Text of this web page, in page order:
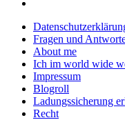
Facebook
anzeigen
Twitter
anzeigen
auf
Instagram
anzeigen
Main
menu
Skip
content
Fragen und
About me
Ich im world wide
Impressum
Blogroll
Ladungssicherung
Recht